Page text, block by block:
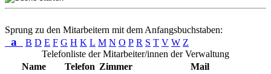
Sprung zu den Mitarbeitern mit dem Anfangsbuchstaben:
a B D E F G H K L M N O P R S T V W Z
Telefonliste der Mitarbeiter/innen der Verwaltung
Name
Telefon Zimmer
Mail